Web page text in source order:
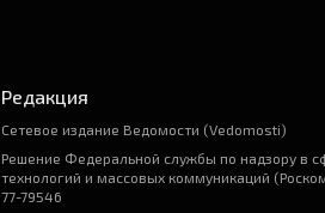
Редакция
Сетевое издание Ведомости (Vedomosti)
Решение Федеральной службы по надзору в
технологий и массовых коммуникаций
77-79546